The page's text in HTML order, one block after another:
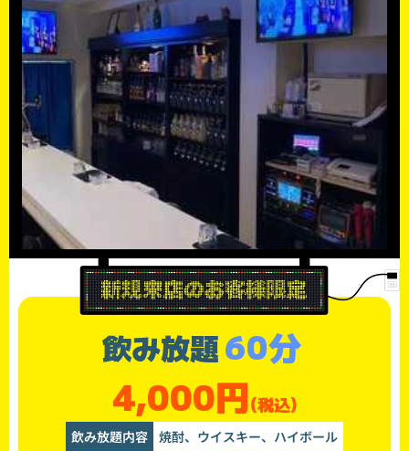
飲み放題60分
4,000円(税込)
飲み放題内容 焼酎、ウイスキー、ハイボール